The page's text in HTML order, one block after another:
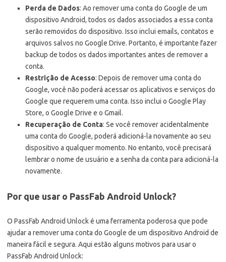
Perda de Dados: Ao remover uma conta do Google de um
dispositivo Android, todos os dados associados a essa conta
serão removidos do dispositivo. Isso inclui emails, contatos e
arquivos salvos no Google Drive. Portanto, é importante fazer
backup de todos os dados importantes antes de remover a
conta.
Restrição de Acesso: Depois de remover uma conta do
Google, você não poderá acessar os aplicativos e serviços do
Google que requerem uma conta. Isso inclui o Google Play
Store, o Google Drive e o Gmail.
Recuperação de Conta: Se você remover acidentalmente
uma conta do Google, poderá adicioná-la novamente ao seu
dispositivo a qualquer momento. No entanto, você precisará
lembrar o nome de usuário e a senha da conta para adicioná-la
novamente.
Por que usar o PassFab Android Unlock?
O PassFab Android Unlock é uma ferramenta poderosa que pode
ajudar a remover uma conta do Google de um dispositivo Android de
maneira fácil e segura. Aqui estão alguns motivos para usar o
PassFab Android Unlock: